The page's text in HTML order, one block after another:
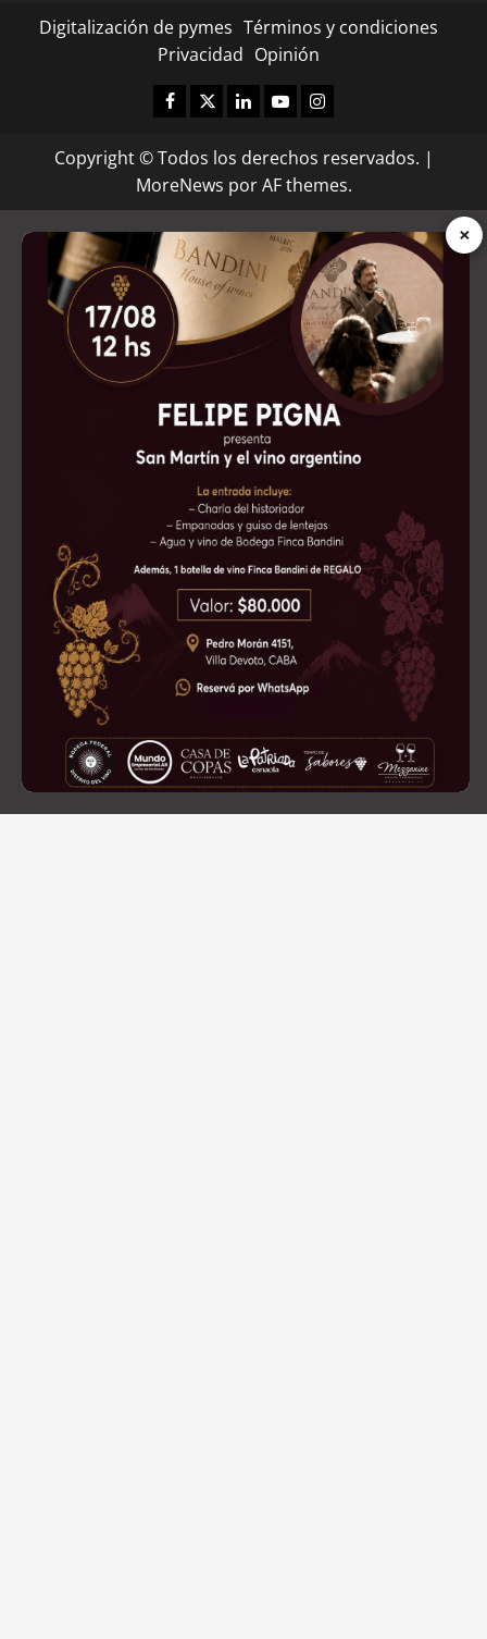
Digitalización de pymes Términos y condiciones
Privacidad Opinión
Facebook
TwitterLinkedinYoutubeInstagram
Copyright © Todos los derechos reservados. |
MoreNews por AF themes.
×